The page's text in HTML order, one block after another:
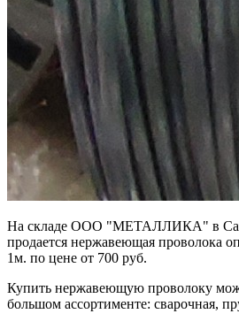
На складе ООО "МЕТАЛЛИКА" в
продается нержавеющая проволока
1м. по цене от 700 руб.
Купить нержавеющую проволоку
большом ассортименте: сварочная,